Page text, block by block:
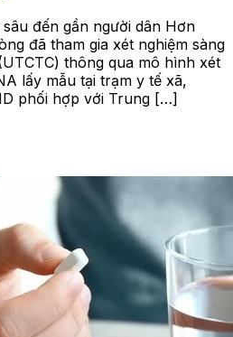
đến gần người dân Hơn
đã tham gia xét nghiệm sàng
thông qua mô hình xét
lấy mẫu tại trạm y tế xã,
phối hợp với Trung […]